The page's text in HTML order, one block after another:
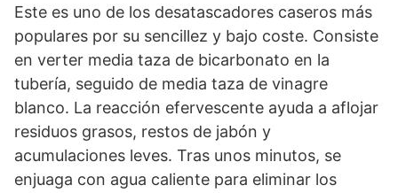
Este es uno de los desatascadores caseros más
populares por su sencillez y bajo coste. Consiste
en verter media taza de bicarbonato en la
tubería, seguido de media taza de vinagre
blanco. La reacción efervescente ayuda a aflojar
residuos grasos, restos de jabón y
acumulaciones leves. Tras unos minutos, se
enjuaga con agua caliente para eliminar los